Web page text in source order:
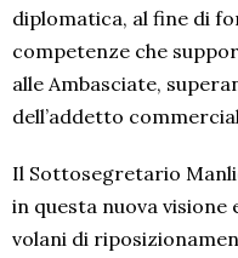
diplomatica, al fine di
competenze che
alle Ambasciate,
dell’addetto
Il Sottosegretario
in questa nuova visione
volani di